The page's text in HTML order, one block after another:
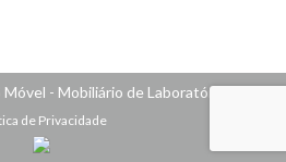
- Mobiliário de Laboratório
de Privacidade